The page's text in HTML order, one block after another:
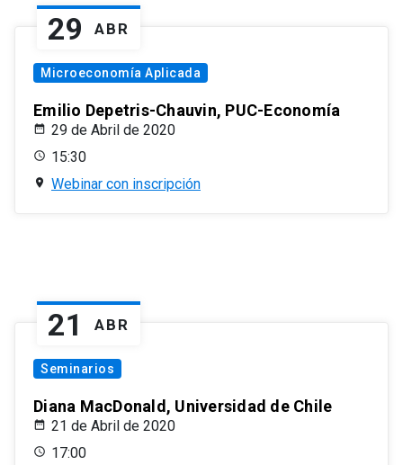
29 ABR
Microeconomía Aplicada
Emilio Depetris-Chauvin, PUC-Economía
29 de Abril de 2020
15:30
Webinar con inscripción
21 ABR
Seminarios
Diana MacDonald, Universidad de Chile
21 de Abril de 2020
17:00